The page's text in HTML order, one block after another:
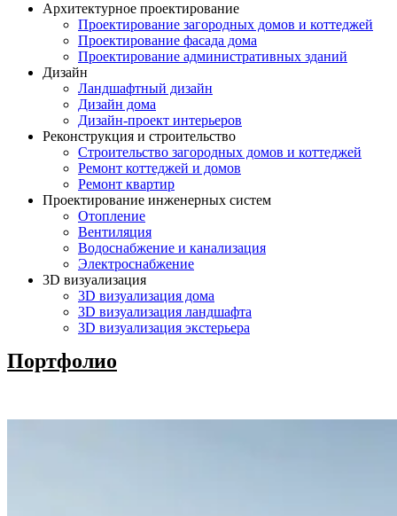
Архитектурное проектирование
Проектирование загородных домов и коттеджей
Проектирование фасада дома
Проектирование административных зданий
Дизайн
Ландшафтный дизайн
Дизайн дома
Дизайн-проект интерьеров
Реконструкция и строительство
Строительство загородных домов и коттеджей
Ремонт коттеджей и домов
Ремонт квартир
Проектирование инженерных систем
Отопление
Вентиляция
Водоснабжение и канализация
Электроснабжение
3D визуализация
3D визуализация дома
3D визуализация ландшафта
3D визуализация экстерьера
Портфолио